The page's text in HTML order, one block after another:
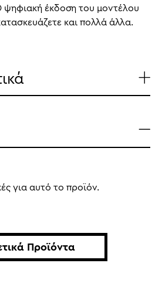
ψηφιακή έκδοση του μοντέλου
και πολλά άλλα.
για αυτό το προϊόν.
Προϊόντα